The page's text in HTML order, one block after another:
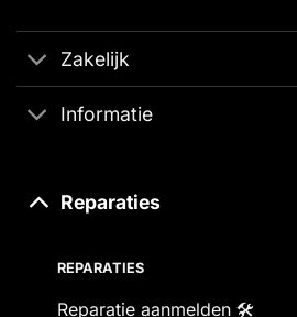
Zakelijk
Informatie
Reparaties
REPARATIES
Reparatie aanmelden 🛠️